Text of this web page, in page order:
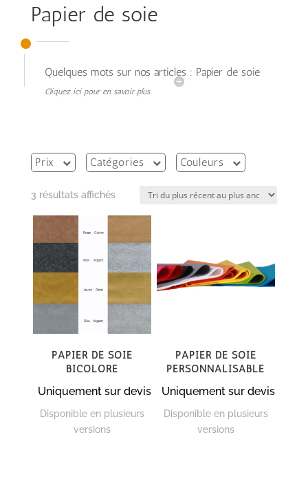
Papier de soie
Quelques mots sur nos articles : Papier de soie
Cliquez ici pour en savoir plus
Prix Catégories Couleurs
3 résultats affichésTrié
récent
au
ancien
Papier de soie
bicolore
Uniquement sur devis
Disponible en plusieurs
versions
Papier de soie
personnalisable
Uniquement sur devis
Disponible en plusieurs
versions